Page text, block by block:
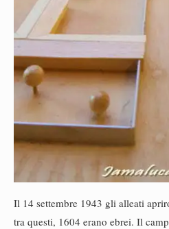
Il 14 settembre 1943 gli alleati
tra questi, 1604 erano ebrei. Il